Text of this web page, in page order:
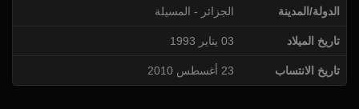
الدولة/المدينة الجزائر - المسيلة
تاريخ الميلاد 03 يناير 1993
تاريخ الانتساب 23 أغسطس 2010